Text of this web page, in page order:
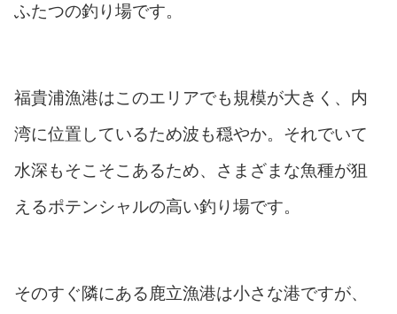
ふたつの釣り場です。
福貴浦漁港はこのエリアでも規模が大きく、内
湾に位置しているため波も穏やか。それでいて
水深もそこそこあるため、さまざまな魚種が狙
えるポテンシャルの高い釣り場です。
そのすぐ隣にある鹿立漁港は小さな港ですが、